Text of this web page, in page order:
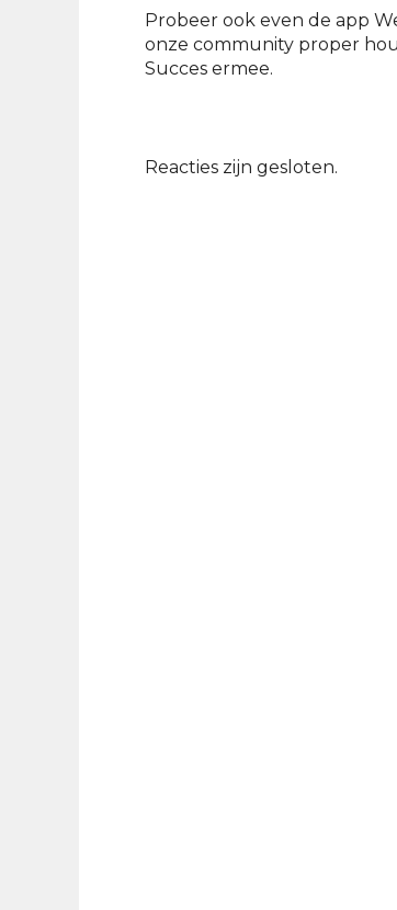
Probeer ook even de app
onze community proper
Succes ermee.
Reacties zijn gesloten.